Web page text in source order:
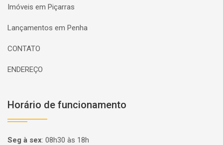
Imóveis em Piçarras
Lançamentos em Penha
CONTATO
ENDEREÇO
Horário de funcionamento
Seg à sex: 08h30 às 18h